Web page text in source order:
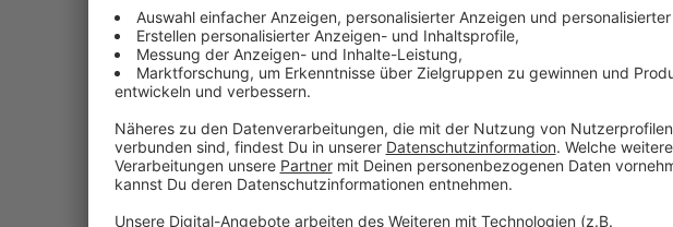
Anzeige
Jogi Löw ist der schönste Bundestrainer aller
werden und noch dreimal hin und zurück. Quasi im
"Fashion's-Eleven" geformt.
Selbstverständlich immer dabei: Sein Handy, mit
Sprachnachricht von seinen Erlebnissen berichtet.